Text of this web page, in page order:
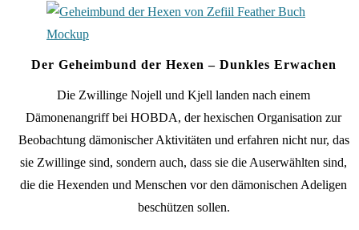
Der Geheimbund der Hexen – Dunkles Erwachen
Die Zwillinge Nojell und Kjell landen nach einem
Dämonenangriff bei HOBDA, der hexischen Organisation zur
Beobachtung dämonischer Aktivitäten und erfahren nicht nur, das
sie Zwillinge sind, sondern auch, dass sie die Auserwählten sind,
die die Hexenden und Menschen vor den dämonischen Adeligen
beschützen sollen.